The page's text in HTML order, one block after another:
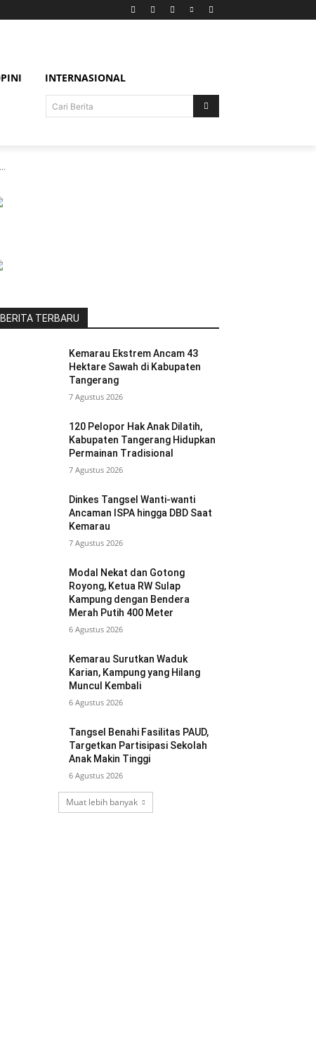
INTERNASIONAL
Cari Berita
BERITA TERBARU
Kemarau Ekstrem Ancam 43
Hektare Sawah di Kabupaten
Tangerang
7 Agustus 2026
120 Pelopor Hak Anak Dilatih,
Kabupaten Tangerang Hidupkan
Permainan Tradisional
7 Agustus 2026
Dinkes Tangsel Wanti-wanti
Ancaman ISPA hingga DBD Saat
Kemarau
7 Agustus 2026
Modal Nekat dan Gotong
Royong, Ketua RW Sulap
Kampung dengan Bendera
Merah Putih 400 Meter
6 Agustus 2026
Kemarau Surutkan Waduk
Karian, Kampung yang Hilang
Muncul Kembali
6 Agustus 2026
Tangsel Benahi Fasilitas PAUD,
Targetkan Partisipasi Sekolah
Anak Makin Tinggi
6 Agustus 2026
Muat lebih banyak